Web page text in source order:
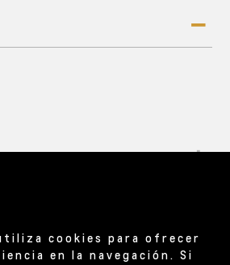
cookies para ofrecer
en la navegación. Si